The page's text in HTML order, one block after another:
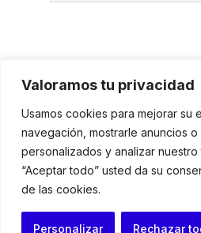
Valoramos tu privacidad
Usamos cookies para mejorar su
navegación, mostrarle anuncios
personalizados y analizar
“Aceptar todo” usted da su
de las cookies.
Personalizar Rechazar
C. Avinyó 44, 2n | 08002
119 03 72|institut@idhc.org
© Institut de Drets Humans
Aviso legal|Cookies|